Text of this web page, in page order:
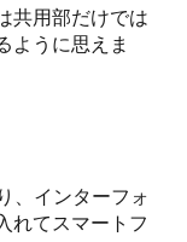
共用部だけでは
ように思えま
、インターフォ
れてスマートフ